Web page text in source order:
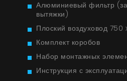
Алюминиевый фильтр
вытяжки)
Плоский воздуховод
Комплект коробов
Набор монтажных
Инструкция с